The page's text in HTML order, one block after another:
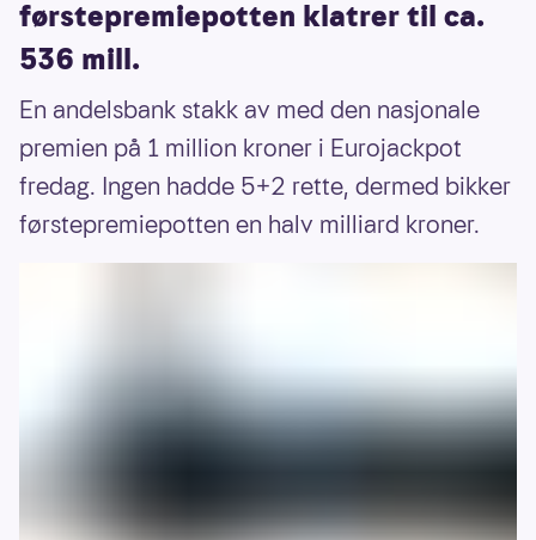
førstepremiepotten klatrer til ca.
536 mill.
En andelsbank stakk av med den nasjonale
premien på 1 million kroner i Eurojackpot
fredag. Ingen hadde 5+2 rette, dermed bikker
førstepremiepotten en halv milliard kroner.